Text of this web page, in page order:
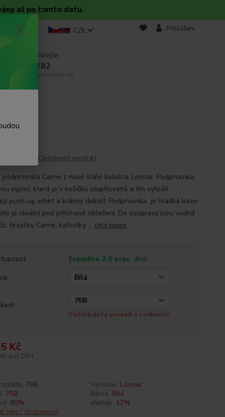
až po tomto datu.
Blog CZK Přihlášení
si rady? Zavolejte.
608 754 282
pokud nezvedám tel.
Ohodnotit produkt
podprsenka Carrie z nové stálé kolekce Lormar. Podprsenka
výplní, která je v košíčku stupňovaná a tím vytváří
push-up efekt a krásný dekolt. Podprsenka je hladká beze
je ideální pod přiléhavé oblečení. Do soupravy jsou vodná
brazilky Carrie, kalhotky ... celý popis
Expedice 2-5 prac. dnů
Potřebujete poradit s velikostí?
Kč
bez DPH
700 Výrobce: Lormar
75B Barva: Bílá
88% elastan: 12%
cenu / dostupnost